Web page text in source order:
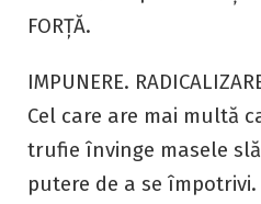
FORȚĂ.
IMPUNERE.
Cel care are mai multă
trufie învinge masele
putere de a se împotrivi.